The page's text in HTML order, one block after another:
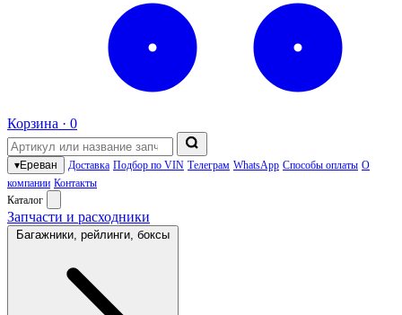
Корзина · 0
▾Ереван Доставка Подбор по VIN Телеграм WhatsApp Способы оплаты О
компании Контакты
Каталог
Запчасти и расходники
Багажники, рейлинги, боксы